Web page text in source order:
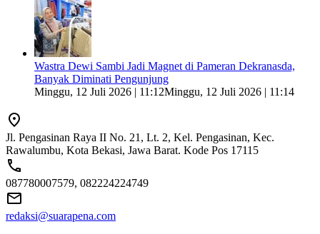
Wastra Dewi Sambi Jadi Magnet di Pameran Dekranasda,
Banyak Diminati Pengunjung
Minggu, 12 Juli 2026 | 11:12Minggu, 12 Juli 2026 | 11:14
Jl. Pengasinan Raya II No. 21, Lt. 2, Kel. Pengasinan, Kec.
Rawalumbu, Kota Bekasi, Jawa Barat. Kode Pos 17115
087780007579, 082224224749
redaksi@suarapena.com